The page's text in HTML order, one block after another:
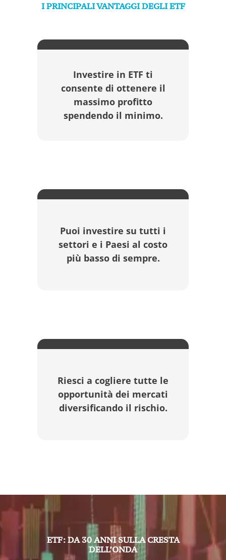
I PRINCIPALI VANTAGGI DEGLI ETF
Investire in ETF ti
consente di ottenere il
massimo profitto
spendendo il minimo.
Puoi investire su tutti i
settori e i Paesi al costo
più basso di sempre.
Riesci a cogliere tutte le
opportunità dei mercati
diversificando il rischio.
ETF: DA 30 ANNI SULLA CRESTA
DELL’ONDA